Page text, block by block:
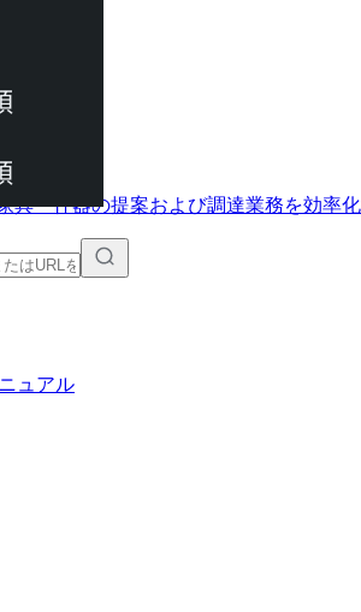
ートに追加
ュアル